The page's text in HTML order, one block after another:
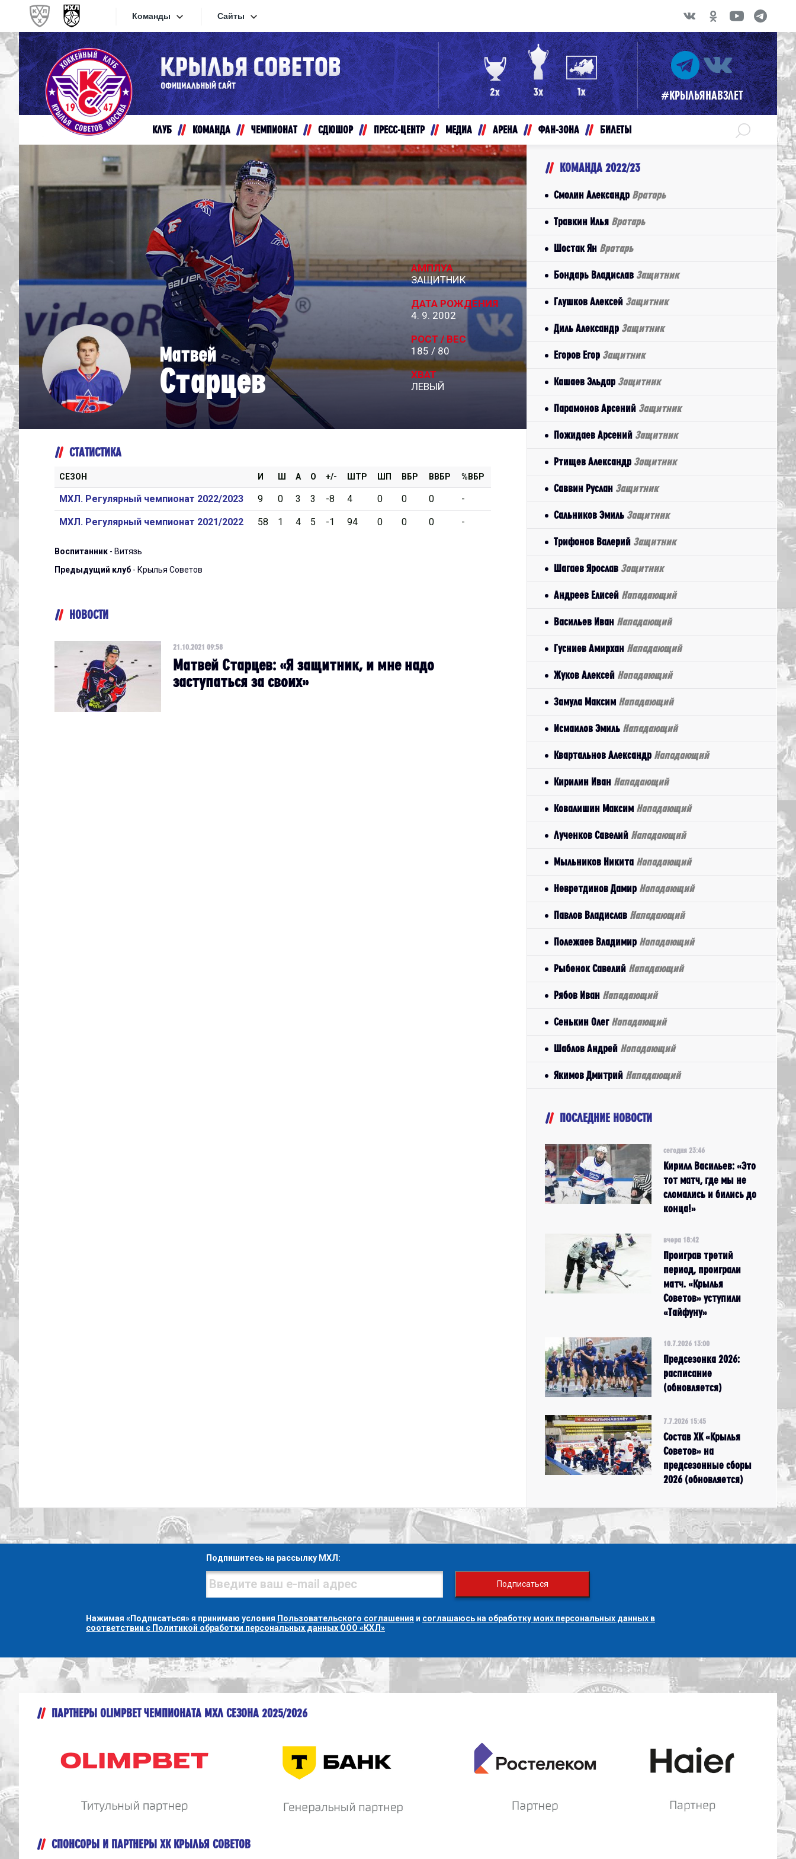
Команды
Конференция «Запад»
Дивизион Золотой
Академия Михайлова
Красная Армия
Локо
МХК Динамо СПб
МХК Динамо-М
МХК Спартак
СКА-1946
Дивизион Серебряный
Академия СКА
АКМ-Юниор
Амурские Тигры
Красная Машина-Юниор
Крылья Советов
МХК Динамо-Карелия
МХК Спартак-МАХ
ХК Капитан
Конференция «Восток»
Дивизион Золотой
Авто
Кузнецкие Медведи
Мамонты Югры
Чайка
Дивизион Серебряный
АКМ-Новомосковск
Локо-76
Реактор
Сибирские Cнайперы
Спутник Ал
Сайты
Сайты
Видеотрансляции
Хайлайты
Текстовые трансляции
Интернет-магазин
Приложение МХЛ
#КРЫЛЬЯНАВЗЛЕТ
КЛУБ КОМАНДА ЧЕМПИОНАТ СДЮШОР ПРЕСС-ЦЕНТР МЕДИА АРЕНА ФАН-ЗОНА БИЛЕТЫ
Матвей
Старцев
АМПЛУА
ЗАЩИТНИК
ДАТА РОЖДЕНИЯ
4. 9. 2002
РОСТ / ВЕС
185 / 80
ХВАТ
ЛЕВЫЙ
СТАТИСТИКА
СЕЗОН И Ш А О +/- ШТР ШП ВБР ВВБР %ВБР
МХЛ. Регулярный чемпионат 2022/2023 9 0 3 3 -8 4 0 0 0 -
МХЛ. Регулярный чемпионат 2021/2022 58 1 4 5 -1 94 0 0 0 -
Воспитанник - Витязь
Предыдущий клуб - Крылья Советов
НОВОСТИ
21.10.2021 09:58
Матвей Старцев: «Я защитник, и мне надо
заступаться за своих»
КОМАНДА 2022/23
Смолин Александр Вратарь
Травкин Илья Вратарь
Шостак Ян Вратарь
Бондарь Владислав Защитник
Глушков Алексей Защитник
Диль Александр Защитник
Егоров Егор Защитник
Кашаев Эльдар Защитник
Парамонов Арсений Защитник
Пожидаев Арсений Защитник
Ртищев Александр Защитник
Саввин Руслан Защитник
Сальников Эмиль Защитник
Трифонов Валерий Защитник
Шагаев Ярослав Защитник
Андреев Елисей Нападающий
Васильев Иван Нападающий
Гусниев Амирхан Нападающий
Жуков Алексей Нападающий
Замула Максим Нападающий
Исмаилов Эмиль Нападающий
Квартальнов Александр Нападающий
Кирилин Иван Нападающий
Ковалишин Максим Нападающий
Лученков Савелий Нападающий
Мыльников Никита Нападающий
Невретдинов Дамир Нападающий
Павлов Владислав Нападающий
Полежаев Владимир Нападающий
Рыбенок Савелий Нападающий
Рябов Иван Нападающий
Сенькин Олег Нападающий
Шаблов Андрей Нападающий
Якимов Дмитрий Нападающий
ПОСЛЕДНИЕ НОВОСТИ
сегодня 23:46
Кирилл Васильев: «Это
тот матч, где мы не
сломались и бились до
конца!»
вчера 18:42
Проиграв третий
период, проиграли
матч. «Крылья
Советов» уступили
«Тайфуну»
10.7.2026 13:00
Предсезонка 2026:
расписание
(обновляется)
7.7.2026 15:45
Состав ХК «Крылья
Советов» на
предсезонные сборы
2026 (обновляется)
Подпишитесь на рассылку МХЛ:
Подписаться
Нажимая «Подписаться» я принимаю условия Пользовательского соглашения и соглашаюсь на обработку моих персональных данных в
соответствии с Политикой обработки персональных данных ООО «КХЛ»
ПАРТНЕРЫ OLIMPBET ЧЕМПИОНАТА МХЛ СЕЗОНА 2025/2026
СПОНСОРЫ И ПАРТНЕРЫ ХК КРЫЛЬЯ СОВЕТОВ